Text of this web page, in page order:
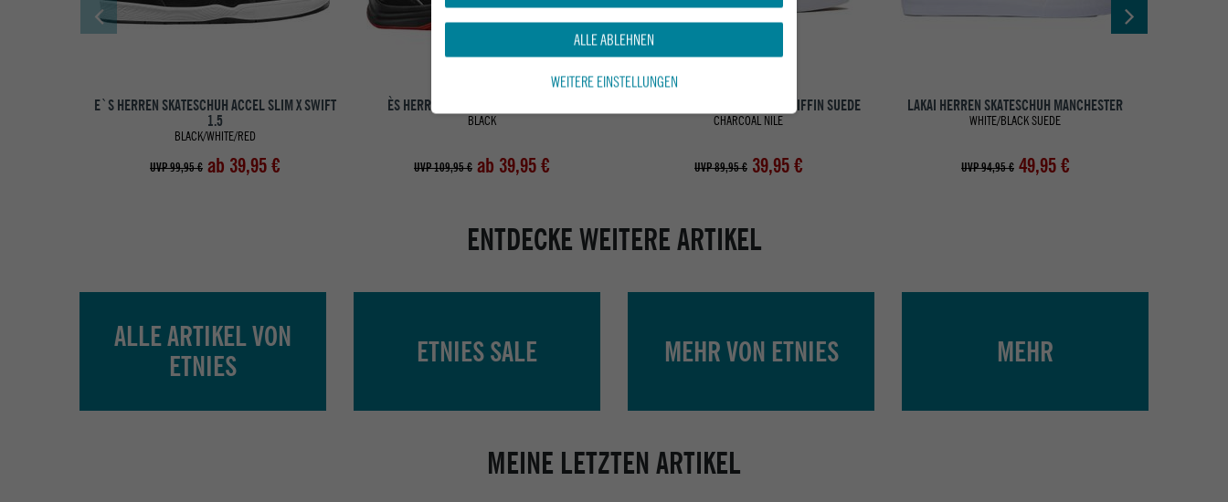
E`S HERREN SKATESCHUH ACCEL SLIM X SWIFT
1.5
BLACK/WHITE/RED
UVP 99,95 € ab 39,95 €
ÈS HERREN SKATESCHUH TWO NINE 8
BLACK
UVP 109,95 € ab 39,95 €
LAKAI HERREN SKATESCHUH GRIFFIN SUEDE
CHARCOAL NILE
UVP 89,95 € 39,95 €
LAKAI HERREN SKATESCHUH MANCHESTER
WHITE/BLACK SUEDE
UVP 94,95 € 49,95 €
ENTDECKE WEITERE ARTIKEL
ALLE ARTIKEL VON
ETNIES
ETNIES SALE MEHR VON ETNIES MEHR
MEINE LETZTEN ARTIKEL
ALLE ABLEHNEN
WEITERE EINSTELLUNGEN